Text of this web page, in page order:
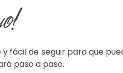
fácil de seguir para que
paso a paso.